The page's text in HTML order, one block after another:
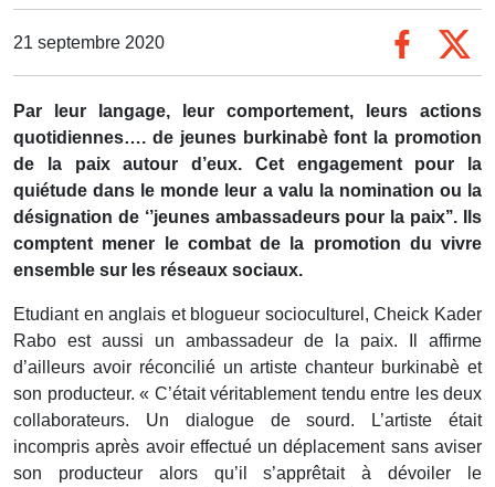
21 septembre 2020
Par leur langage, leur comportement, leurs actions
quotidiennes…. de jeunes burkinabè font la promotion
de la paix autour d’eux. Cet engagement pour la
quiétude dans le monde leur a valu la nomination ou la
désignation de ‘’jeunes ambassadeurs pour la paix’’. Ils
comptent mener le combat de la promotion du vivre
ensemble sur les réseaux sociaux.
Etudiant en anglais et blogueur socioculturel, Cheick Kader
Rabo est aussi un ambassadeur de la paix. Il affirme
d’ailleurs avoir réconcilié un artiste chanteur burkinabè et
son producteur. « C’était véritablement tendu entre les deux
collaborateurs. Un dialogue de sourd. L’artiste était
incompris après avoir effectué un déplacement sans aviser
son producteur alors qu’il s’apprêtait à dévoiler le